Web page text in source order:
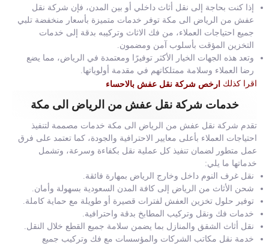
إذا كنت بحاجة إلى نقل أثاث داخلي أو بين المدن، فإن شركة نقل
عفش من الرياض الى مكة توفر خدمات متميزة بأسعار منخفضة تلبي
جميع احتياجات العملاء، من فك الاثاث وتركيبه بدقة إلى خدمات
التخزين المؤقت بأسلوب آمن ومضمون.
وتعد هذه الجهات الخيار الأكثر توفيرًا ومعتمدة في الرياض، مما يضع
رضا العملاء وسلامة ممتلكاتهم في مقدمة أولوياتها.
اقرا كذلك ارخص شركة نقل عفش بالاحساء
خدمات شركة نقل عفش من الرياض الى مكة
تقدم شركة نقل عفش من الرياض الى مكة خدمات مصممة لتنفيذ
احتياجات العملاء بأعلى معايير الاحترافية والجودة، كما تعتمد على فرق
عمل متطور لضمان تنفيذ كل عملية نقل بكفاءة وسرعة، وتشمل
خدماتها ما يلي:
نقل غرف النوم داخل وخارج الرياض بمهارة فائقة.
شحن الأثاث من الرياض إلى كافة المدن السعودية بسهولة وأمان.
توفير حلول تخزين العفش لفترات قصيرة أو طويلة مع حماية كاملة.
خدمات فك ونقل وتركيب المطابخ بدقة واحترافية.
نقل أثاث الشقق والمنازل بما يضمن سلامة جميع القطع خلال النقل.
خدمة نقل مكاتب الشركات والمؤسسات مع فك وتركيب جميع